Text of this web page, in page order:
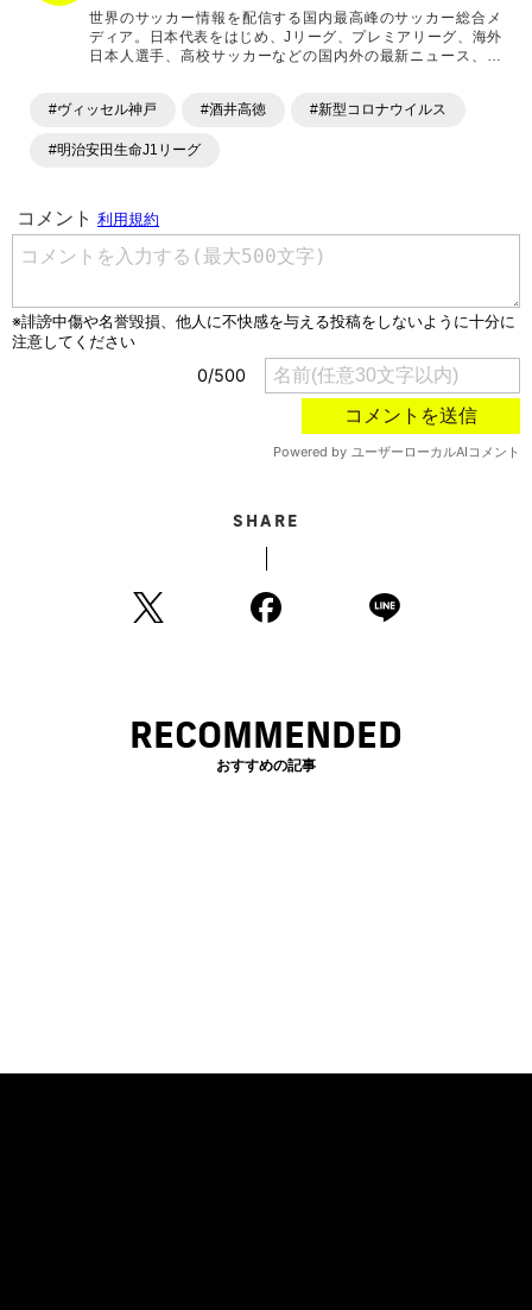
世界のサッカー情報を配信する国内最高峰のサッカー総合メ
ディア。日本代表をはじめ、Jリーグ、プレミアリーグ、海外
日本人選手、高校サッカーなどの国内外の最新ニュース、コ
ます。「X」「Instagram」「YouTube」「TikTok」など、
#ヴィッセル神戸 #酒井高徳 #新型コロナウイルス
#明治安田生命J1リーグ
SHARE
RECOMMENDED
おすすめの記事